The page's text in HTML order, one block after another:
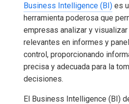
Business Intelligence (BI) es
herramienta poderosa que
empresas analizar y
relevantes en informes y
control, proporcionando
precisa y adecuada para la
decisiones.
El Business Intelligence (BI)